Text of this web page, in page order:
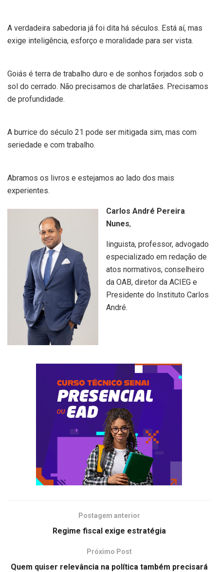
A verdadeira sabedoria já foi dita há séculos. Está aí, mas
exige inteligência, esforço e moralidade para ser vista.
Goiás é terra de trabalho duro e de sonhos forjados sob o
sol do cerrado. Não precisamos de charlatães. Precisamos
de profundidade.
A burrice do século 21 pode ser mitigada sim, mas com
seriedade e com trabalho.
Abramos os livros e estejamos ao lado dos mais
experientes.
Carlos André Pereira
Nunes,
linguista, professor, advogado
especializado em redação de
atos normativos, conselheiro
da OAB, diretor da ACIEG e
Presidente do Instituto Carlos
André.
Postagem anterior
Regime fiscal exige estratégia
Próximo Post
Quem quiser relevância na política também precisará